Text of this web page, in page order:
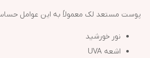
پوست مستعد لک معمولاً به این عوامل
نور خورشید
اشعه UVA